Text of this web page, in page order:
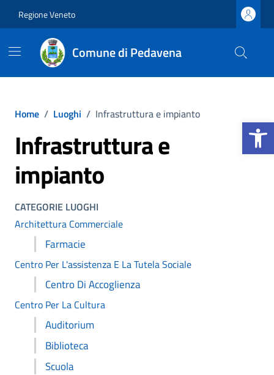
Regione Veneto
Comune di Pedavena
Home / Luoghi / Infrastruttura e impianto
Infrastruttura e
impianto
CATEGORIE LUOGHI
Architettura Commerciale
Farmacie
Centro Per L'assistenza E La Tutela Sociale
Centro Di Accoglienza
Centro Per La Cultura
Auditorium
Biblioteca
Scuola
Apri la